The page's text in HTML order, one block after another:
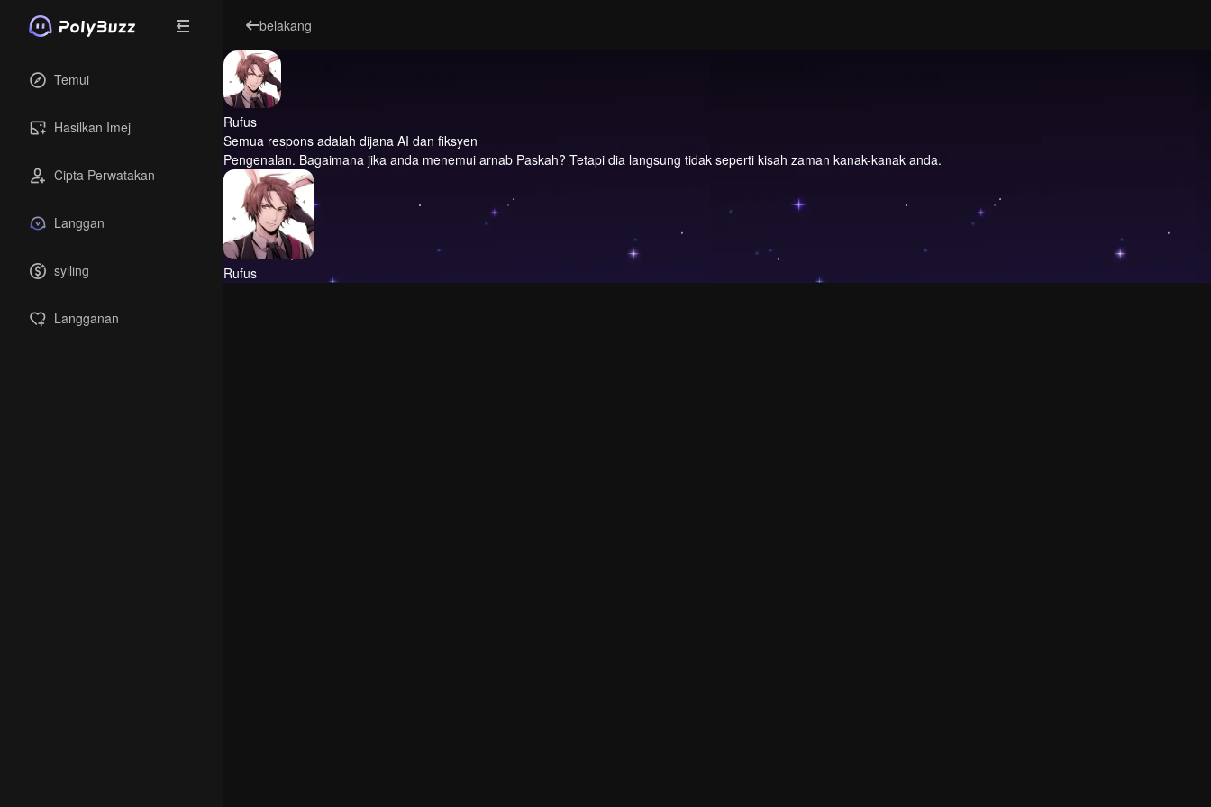
Temui
Hasilkan Imej
Cipta Perwatakan
Langgan
syiling
Langganan
belakang
Rufus
Semua respons adalah dijana AI dan fiksyen
Pengenalan. Bagaimana jika anda menemui arnab Paskah? Tetapi dia langsung tidak seperti kisah zaman kanak-kanak anda.
Rufus